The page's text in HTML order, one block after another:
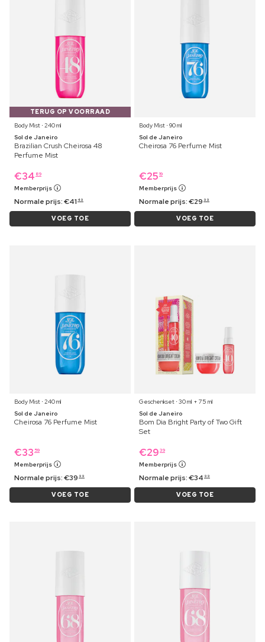
TERUG OP VOORRAAD
Body Mist ⋅ 240 ml
Sol de Janeiro
Brazilian Crush Cheirosa 48
Perfume Mist
€34 89
Memberprijs
Normale prijs:€41 49
VOEG TOE
Body Mist ⋅ 90 ml
Sol de Janeiro
Cheirosa 76 Perfume Mist
€25 19
Memberprijs
Normale prijs:€29 99
VOEG TOE
Body Mist ⋅ 240 ml
Sol de Janeiro
Cheirosa 76 Perfume Mist
€33 59
Memberprijs
Normale prijs:€39 99
VOEG TOE
Geschenkset ⋅ 30 ml + 75 ml
Sol de Janeiro
Bom Dia Bright Party of Two Gift
Set
€29 39
Memberprijs
Normale prijs:€34 99
VOEG TOE